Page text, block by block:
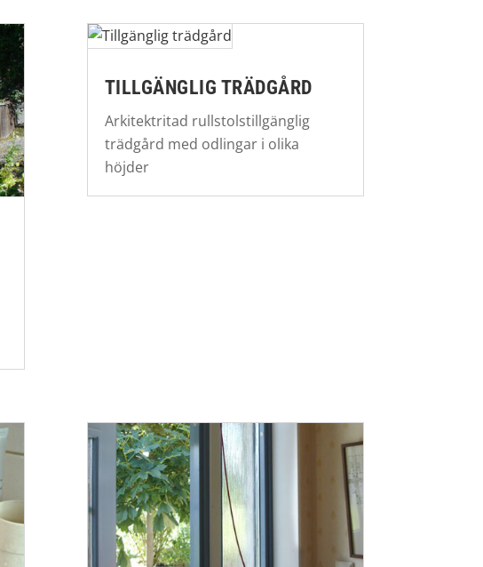
TILLGÄNGLIG TRÄDGÅRD
Arkitektritad rullstolstillgänglig
trädgård med odlingar i olika
höjder